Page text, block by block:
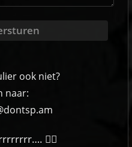
ook niet?
naar:
🙋‍♀